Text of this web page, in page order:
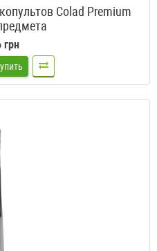
Colad Premium
грн